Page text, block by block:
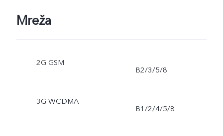
Mreža
2G GSM
B2/3/5/8
3G WCDMA
B1/2/4/5/8